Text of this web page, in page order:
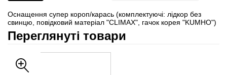
Оснащення супер короп/карась (комплектуючі: лідкор без
свинцю, повідковий матеріал "CLIMAX", гачок корея "KUMHO")
Переглянуті товари